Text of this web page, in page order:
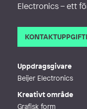
Electronics – ett
Uppdragsgivare
Beijer Electronics
Kreativt område
Grafisk form